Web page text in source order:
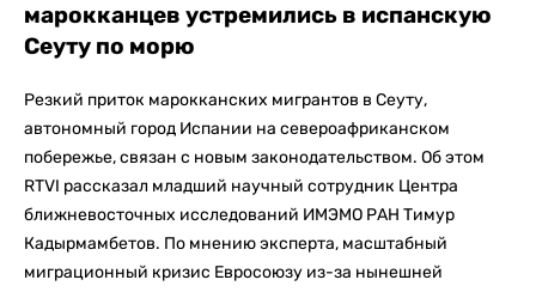
марокканцев устремились в испанскую
Сеуту по морю
Резкий приток марокканских мигрантов в Сеуту,
автономный город Испании на североафриканском
побережье, связан с новым законодательством. Об этом
RTVI рассказал младший научный сотрудник Центра
ближневосточных исследований ИМЭМО РАН Тимур
Кадырмамбетов. По мнению эксперта, масштабный
миграционный кризис Евросоюзу из-за нынешней